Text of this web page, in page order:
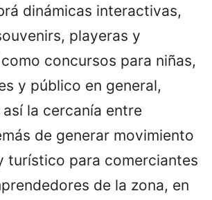
dinámicas interactivas,
playeras y
concursos para niñas,
y público en general,
la cercanía entre
de generar movimiento
turístico para comerciantes
de la zona, en